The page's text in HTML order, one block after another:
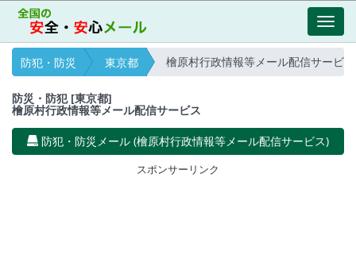
防犯・防災
東京都 檜原村行政情報等メール配信サービス
防災・防犯 [東京都]
檜原村行政情報等メール配信サービス
防犯・防災メール (檜原村行政情報等メール配信サービス)
スポンサーリンク